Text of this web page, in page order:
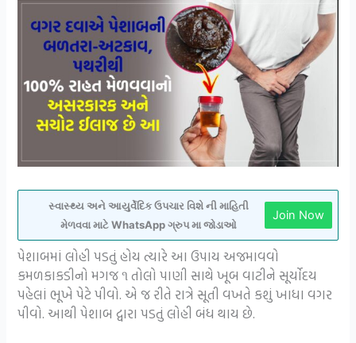
સ્વાસ્થ્ય અને આયુર્વેદિક ઉપચાર વિશે ની માહિતી
મેળવવા માટે WhatsApp ગ્રુપ મા જોડાઓ
Join Now
પેશાબમાં લોહી પડતું હોય ત્યારે આ ઉપાય અજમાવવો
કમળકાકડીનો મગજ ૧ તોલો પાણી સાથે ખૂબ વાટીને સૂર્યોદય
પહેલાં ભૂખે પેટે પીવો. એ જ રીતે રાત્રે સૂતી વખતે કશું ખાધા વગર
પીવો.આથી પેશાબ દ્વારા પડતું લોહી બંધ થાય છે.